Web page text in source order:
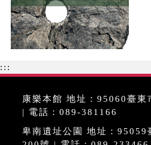
:::
康樂本館 地址：95060臺東
| 電話：089-381166
卑南遺址公園 地址：95059